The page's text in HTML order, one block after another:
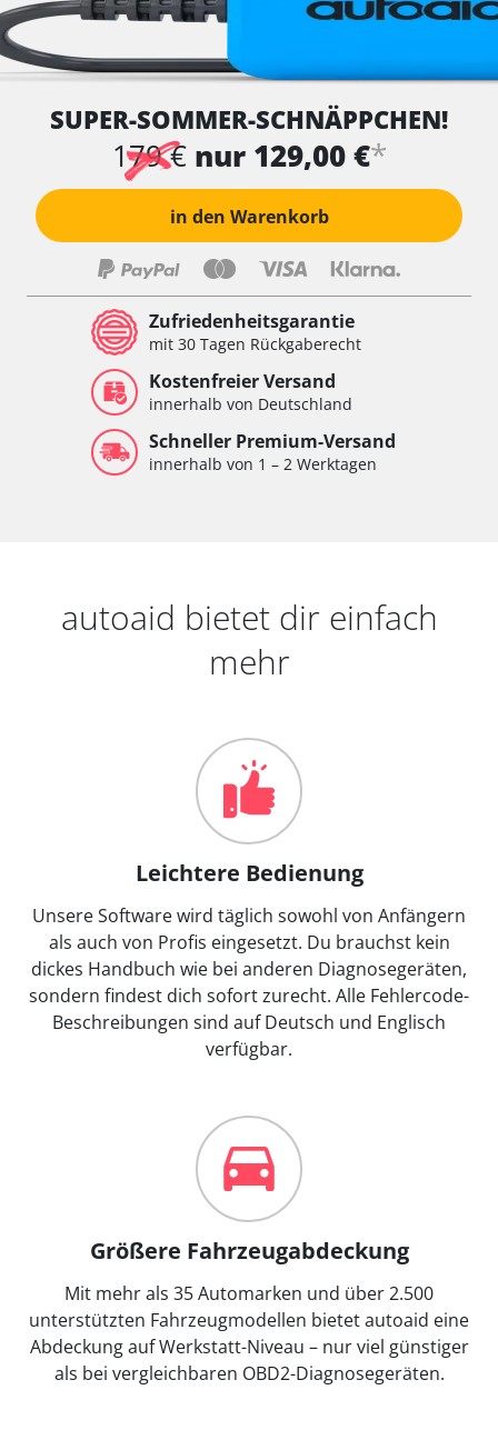
SUPER-SOMMER-SCHNÄPPCHEN!
179 € nur 129,00 €*
in den Warenkorb
Zufriedenheitsgarantie
mit 30 Tagen Rückgaberecht
Kostenfreier Versand
innerhalb von Deutschland
Schneller Premium-Versand
innerhalb von 1 – 2 Werktagen
autoaid bietet dir einfach
mehr
Leichtere Bedienung
Unsere Software wird täglich sowohl von Anfängern
als auch von Profis eingesetzt. Du brauchst kein
dickes Handbuch wie bei anderen Diagnosegeräten,
sondern findest dich sofort zurecht. Alle Fehlercode-
Beschreibungen sind auf Deutsch und Englisch
verfügbar.
Größere Fahrzeugabdeckung
Mit mehr als 35 Automarken und über 2.500
unterstützten Fahrzeugmodellen bietet autoaid eine
Abdeckung auf Werkstatt-Niveau – nur viel günstiger
als bei vergleichbaren OBD2-Diagnosegeräten.